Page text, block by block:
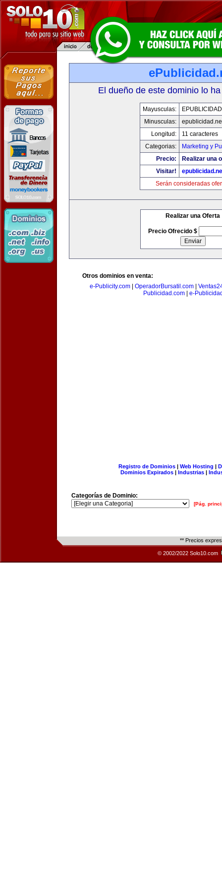
El dueño de este dominio lo
Mayusculas:
Minusculas:
Longitud:
11 caracteres
Categorias:
Marketing y
Precio:
Realizar una
Visitar!
Serán consideradas
Realizar una Oferta
Precio Ofrecido $
Otros dominios en venta:
e-Publicity.com| OperadorBursatil.com|
Publicidad.com| e-
Registro de Dominios| Web Hosting |
Dominios Expirados | Industrias |
Categorías de Dominio:
[Pág.
** Precios
© 2002/2022 Solo10.com